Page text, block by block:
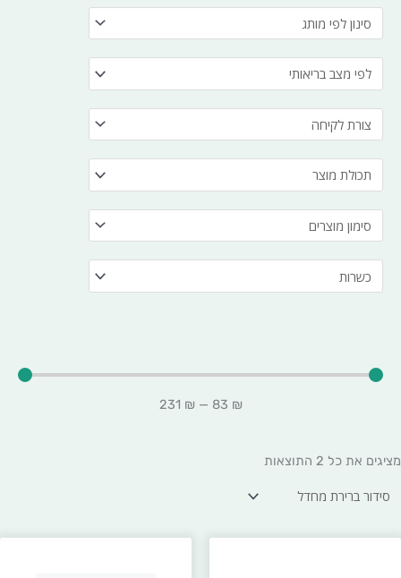
₪
83
—
₪
231
מציגים את כל ⁦2⁩ התוצאות